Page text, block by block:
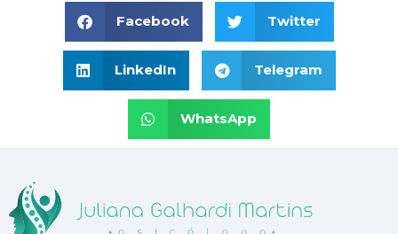
Facebook Twitter
LinkedIn Telegram
WhatsApp